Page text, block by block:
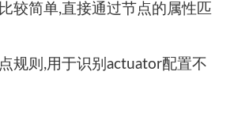
较简单,直接通过节点的属性匹
规则,用于识别actuator配置不